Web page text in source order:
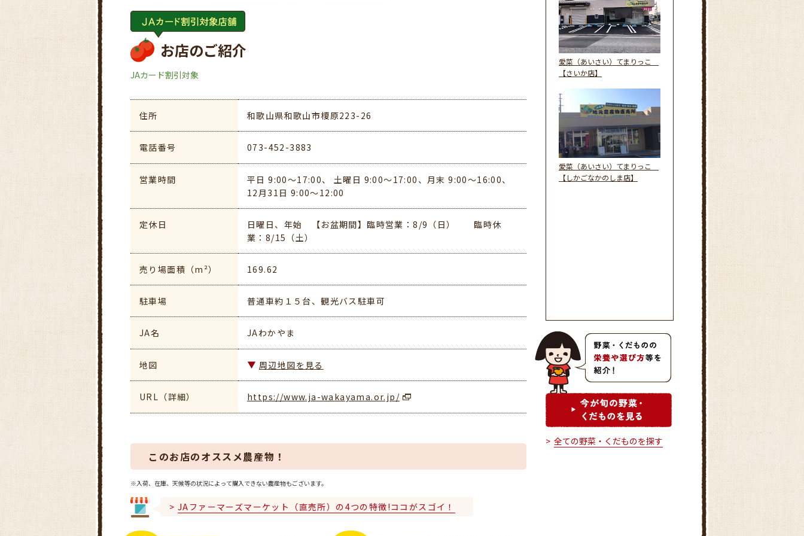
お店のご紹介
JAカード割引対象
住所 和歌山県和歌山市榎原223-26
電話番号 073-452-3883
営業時間
平日 9:00～17:00、 土曜日 9:00～17:00、月末 9:00～16:00、
12月31日 9:00～12:00
定休日
日曜日、年始 【お盆期間】臨時営業：8/9（日） 臨時休
業：8/15（土）
売り場面積（m²） 169.62
駐車場 普通車約１５台、観光バス駐車可
JA名 JAわかやま
地図 周辺地図を見る
URL（詳細） https://www.ja-wakayama.or.jp/
このお店のオススメ農産物！
※入荷、在庫、天候等の状況によって購入できない農産物もございます。
JAファーマーズマーケット（直売所）の4つの特徴!ココがスゴイ！
愛菜（あいさい）てまりっこ
【さいか店】
愛菜（あいさい）てまりっこ
【しかごなかのしま店】
全ての野菜・くだものを探す